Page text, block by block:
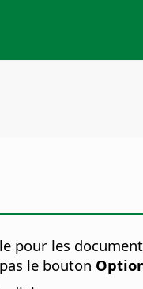
pour les
le bouton